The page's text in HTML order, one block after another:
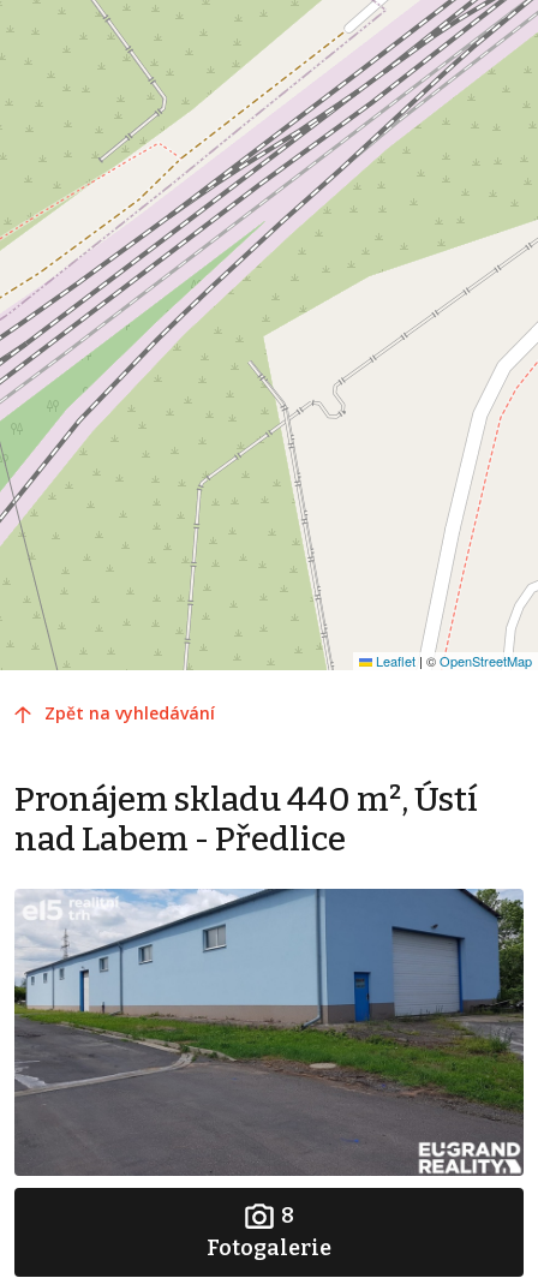
Leaflet | ©OpenStreetMap
Zpět na vyhledávání
Pronájem skladu 440 m², Ústí
nad Labem - Předlice
8
Fotogalerie